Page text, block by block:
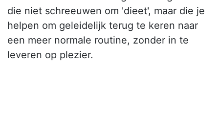
die niet schreeuwen om 'dieet', maar die je
helpen om geleidelijk terug te keren naar
een meer normale routine, zonder in te
leveren op plezier.